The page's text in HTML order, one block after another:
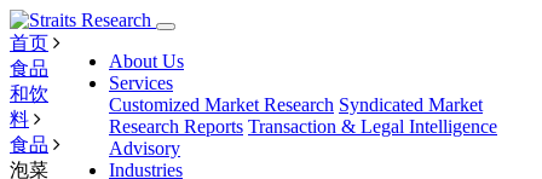
About Us
Services
Customized Market Research Syndicated Market
Research Reports Transaction & Legal Intelligence
Advisory
Industries
首页
食品
和饮
料
食品
泡菜